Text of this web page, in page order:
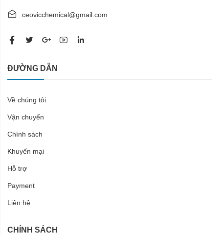
ceovicchemical@gmail.com
ĐƯỜNG DẪN
Về chúng tôi
Vận chuyển
Chính sách
Khuyến mại
Hỗ trợ
Payment
Liên hệ
CHÍNH SÁCH